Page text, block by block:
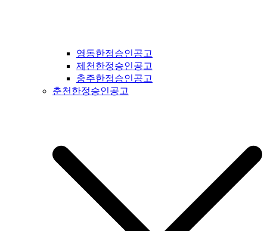
영동한정승인공고
제천한정승인공고
충주한정승인공고
춘천한정승인공고